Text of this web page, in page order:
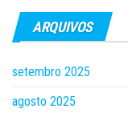
ARQUIVOS
setembro 2025
agosto 2025